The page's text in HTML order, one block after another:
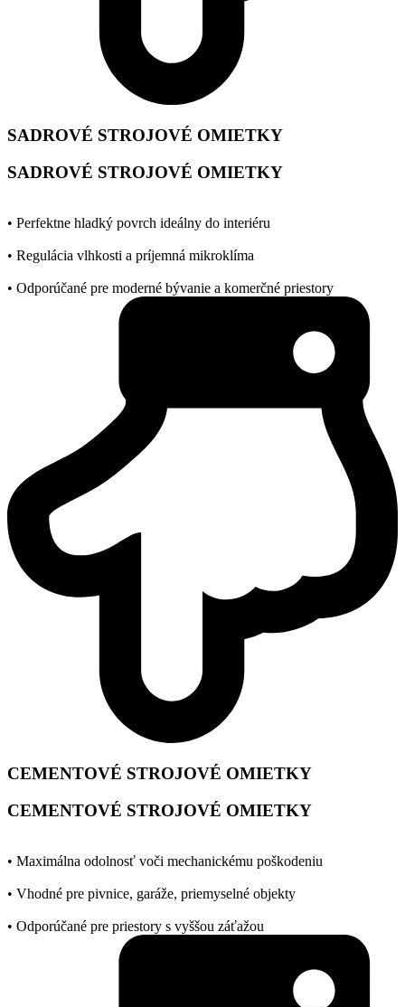
SADROVÉ STROJOVÉ OMIETKY
SADROVÉ STROJOVÉ OMIETKY
• Perfektne hladký povrch ideálny do interiéru
• Regulácia vlhkosti a príjemná mikroklíma
• Odporúčané pre moderné bývanie a komerčné priestory
CEMENTOVÉ STROJOVÉ OMIETKY
CEMENTOVÉ STROJOVÉ OMIETKY
• Maximálna odolnosť voči mechanickému poškodeniu
• Vhodné pre pivnice, garáže, priemyselné objekty
• Odporúčané pre priestory s vyššou záťažou